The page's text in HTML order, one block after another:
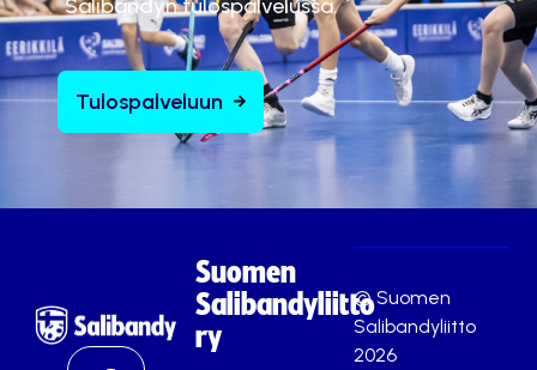
Salibandyn tulospalvelussa.
Tulospalveluun
Suomen
Salibandyliitto
ry
© Suomen
Salibandyliitto
2026